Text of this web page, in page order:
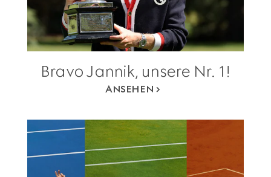
Bravo Jannik, unsere Nr. 1!
ANSEHEN